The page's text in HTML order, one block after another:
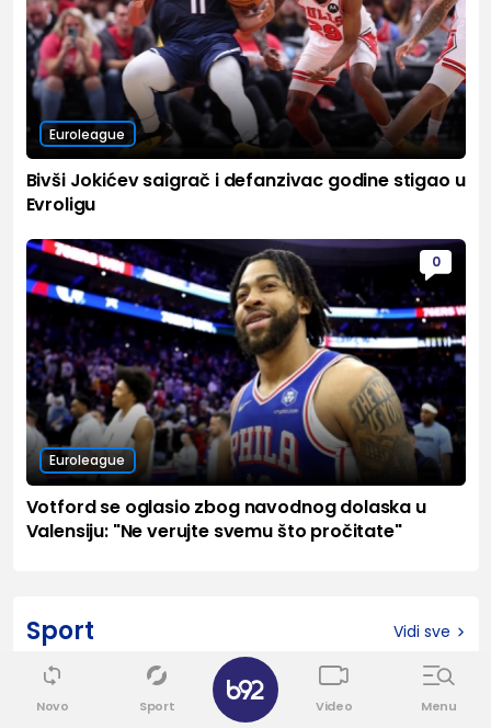
Euroleague
Bivši Jokićev saigrač i defanzivac godine stigao u
Evroligu
0
Euroleague
Votford se oglasio zbog navodnog dolaska u
Valensiju: "Ne verujte svemu što pročitate"
Sport Vidi sve
Novo Sport Video Menu
✕